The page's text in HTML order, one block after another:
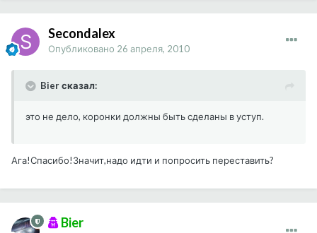
Secondalex
Опубликовано 26 апреля, 2010
Bier сказал:
это не дело, коронки должны быть сделаны в уступ.
Ага!Спасибо!Значит,надо идти и попросить переставить?
Bier